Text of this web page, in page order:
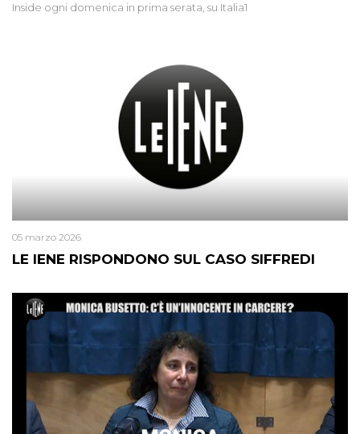
Inside ogni domenica in prima serata, su Italia1
LE IENE RISPONDONO SUL CASO SIFFREDI
05 marzo 2026